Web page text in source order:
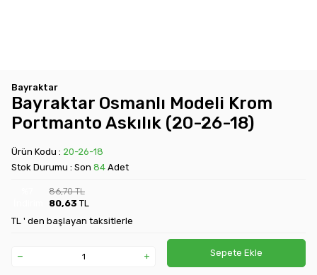
Bayraktar
Bayraktar Osmanlı Modeli Krom
Portmanto Askılık (20-26-18)
Ürün Kodu : 20-26-18
Stok Durumu : Son 84 Adet
86,70TL
80,63 TL
TL ' den başlayan taksitlerle
Sepete Ekle